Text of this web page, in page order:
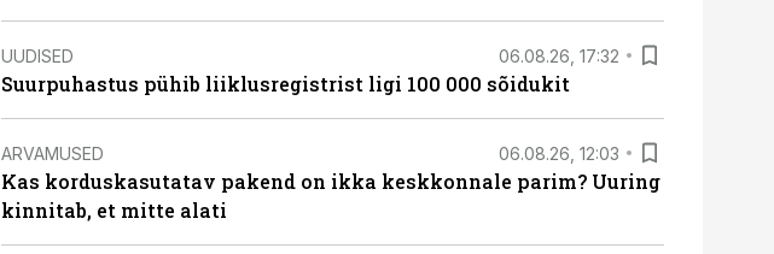
UUDISED 06.08.26, 17:32
Suurpuhastus pühib liiklusregistrist ligi 100 000 sõidukit
ARVAMUSED 06.08.26, 12:03
Kas korduskasutatav pakend on ikka keskkonnale parim? Uuring
kinnitab, et mitte alati